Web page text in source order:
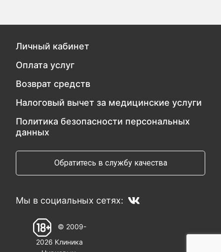
Личный кабинет
Оплата услуг
Возврат средств
Налоговый вычет за медицинские услуги
Политика безопасности персональных
данных
Обратитесь в службу качества
Мы в социальных сетях:
© 2009-
2026 Клиника